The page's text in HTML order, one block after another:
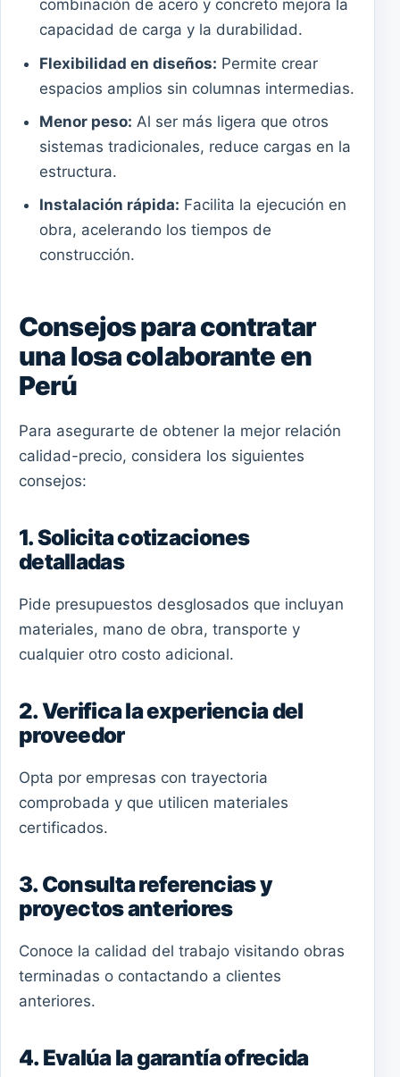
combinación de acero y concreto mejora la
capacidad de carga y la durabilidad.
Flexibilidad en diseños: Permite crear
espacios amplios sin columnas intermedias.
Menor peso: Al ser más ligera que otros
sistemas tradicionales, reduce cargas en la
estructura.
Instalación rápida: Facilita la ejecución en
obra, acelerando los tiempos de
construcción.
Consejos para contratar
una losa colaborante en
Perú
Para asegurarte de obtener la mejor relación
calidad-precio, considera los siguientes
consejos:
1. Solicita cotizaciones
detalladas
Pide presupuestos desglosados que incluyan
materiales, mano de obra, transporte y
cualquier otro costo adicional.
2. Verifica la experiencia del
proveedor
Opta por empresas con trayectoria
comprobada y que utilicen materiales
certificados.
3. Consulta referencias y
proyectos anteriores
Conoce la calidad del trabajo visitando obras
terminadas o contactando a clientes
anteriores.
4. Evalúa la garantía ofrecida